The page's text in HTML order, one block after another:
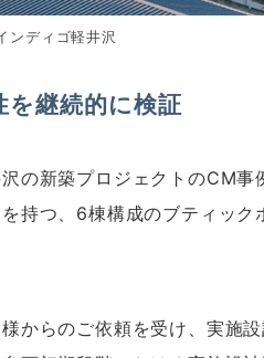
ンディゴ軽井沢
継続的に検証
の新築プロジェクトのCM
持つ、6棟構成のブティッ
からのご依頼を受け、実施